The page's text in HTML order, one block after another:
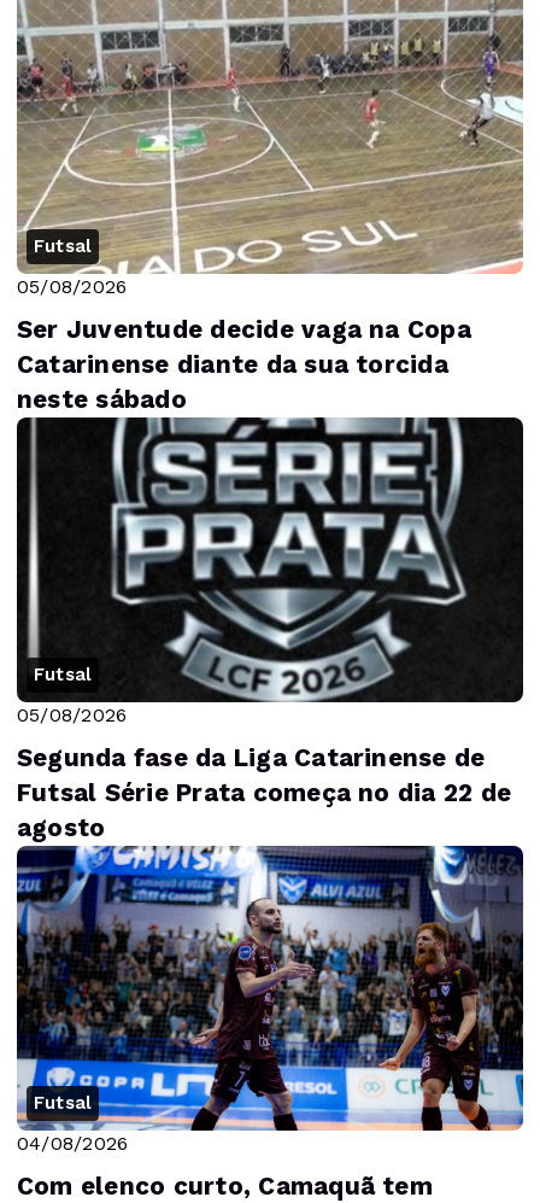
Futsal
05/08/2026
Ser Juventude decide vaga na Copa
Catarinense diante da sua torcida
neste sábado
Futsal
05/08/2026
Segunda fase da Liga Catarinense de
Futsal Série Prata começa no dia 22 de
agosto
Futsal
04/08/2026
Com elenco curto, Camaquã tem